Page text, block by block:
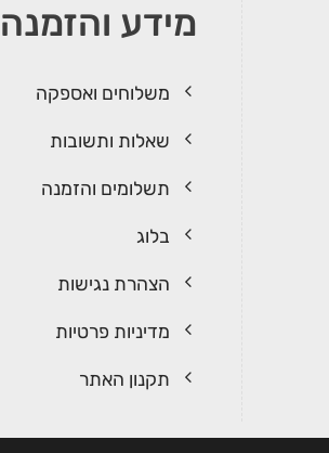
מידע והזמנה
משלוחים ואספקה
שאלות ותשובות
תשלומים והזמנה
בלוג
הצהרת נגישות
מדיניות פרטיות
תקנון האתר